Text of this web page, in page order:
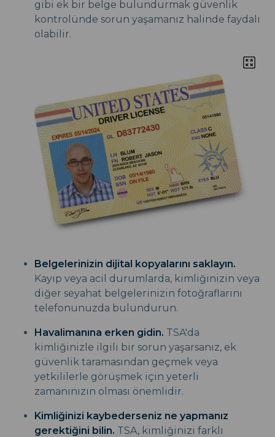
gibi ek bir belge bulundurmak güvenlik
kontrolünde sorun yaşamanız halinde faydalı
olabilir.
Belgelerinizin dijital kopyalarını saklayın.
Kayıp veya acil durumlarda, kimliğinizin veya
diğer seyahat belgelerinizin fotoğraflarını
telefonunuzda bulundurun.
Havalimanına erken gidin. TSA'da
kimliğinizle ilgili bir sorun yaşarsanız, ek
güvenlik taramasından geçmek veya
yetkililerle görüşmek için yeterli
zamanınızın olması önemlidir.
Kimliğinizi kaybederseniz ne yapmanız
gerektiğini bilin. TSA, kimliğinizi farklı